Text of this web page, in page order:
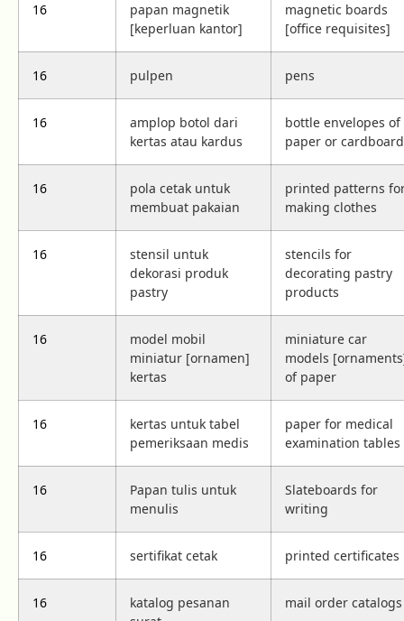
16
papan magnetik
[keperluan kantor]
magnetic boards
[office requisites]
16 pulpen pens
16
amplop botol dari
kertas atau kardus
bottle envelopes of
paper or cardboard
16
pola cetak untuk
membuat pakaian
printed patterns
making clothes
16
stensil untuk
dekorasi produk
pastry
stencils for
decorating pastry
products
16
model mobil
miniatur [ornamen]
kertas
miniature car
models
of paper
16
kertas untuk tabel
pemeriksaan medis
paper for medical
examination tables
16
Papan tulis untuk
menulis
Slateboards for
writing
16 sertifikat cetak printed certificates
16
katalog pesanan
mail order catalogs